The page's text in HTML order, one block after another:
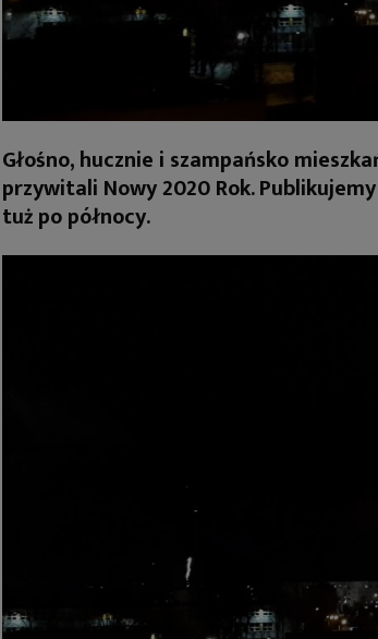
Głośno, hucznie i szampańsko
przywitali Nowy 2020 Rok.
tuż po północy.